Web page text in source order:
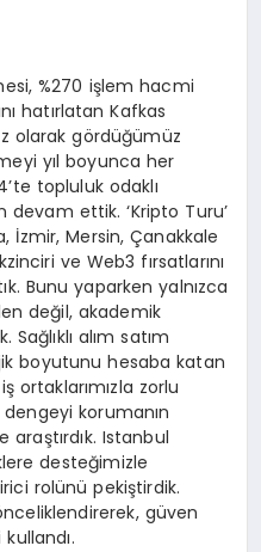
%270 işlem hacmi
hatırlatan Kafkas
olarak gördüğümüz
yıl boyunca her
topluluk odaklı
devam ettik. ‘Kripto Turu’
İzmir, Mersin, Çanakkale
ve Web3 fırsatlarını
Bunu yaparken yalnızca
değil, akademik
alım satım
boyutunu hesaba katan
ortaklarımızla zorlu
korumanın
araştırdık. Istanbul
desteğimizle
rolünü pekiştirdik.
güven